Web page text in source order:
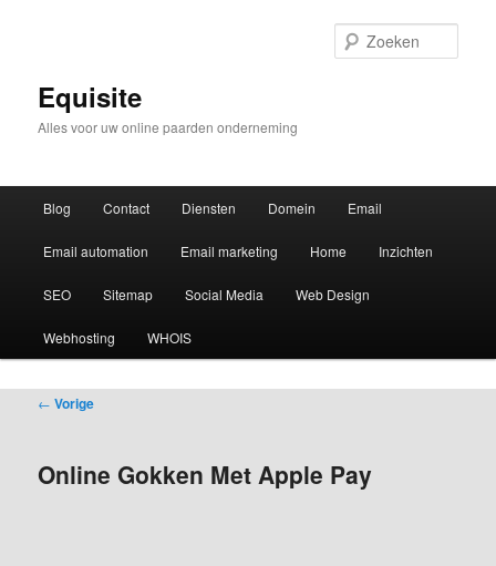
Equisite
Alles voor uw online paarden onderneming
Blog Contact Diensten Domein Email
Email automation Email marketing Home Inzichten
SEO Sitemap Social Media Web Design
Webhosting WHOIS
Bericht
← Vorige
Online Gokken Met Apple Pay